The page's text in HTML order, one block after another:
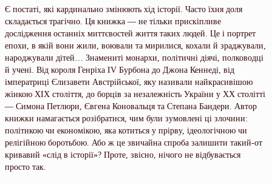
Є постаті, які кардинально змінюють хід історії. Часто їхня доля
складається трагічно. Ця книжка — не тільки прискіпливе
дослідження останніх миттєвостей життя таких людей. Це і портрет
епохи, в якій вони жили, воювали та мирилися, кохали й зраджували,
народжували дітей… Знамениті монархи, політичні діячі, полководці
й учені. Від короля Генріха IV Бурбона до Джона Кеннеді, від
імператриці Єлизавети Австрійської, яку називали найкрасивішою
жінкою XIX століття, до борців за незалежність України у XX столітті
— Симона Петлюри, Євгена Коновальця та Степана Бандери. Автор
книжки намагається розібратися, чим були зумовлені ці злочини:
політикою чи економікою, яка котиться у прірву, ідеологічною чи
релігійною боротьбою. Або ж це звичайна спроба залишити такий-от
кривавий «слід в історії»? Проте, звісно, нічого не відбувається
просто так.